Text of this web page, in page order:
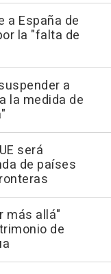
a España de
la "falta de
a
la medida de
será
de países
más allá"
de